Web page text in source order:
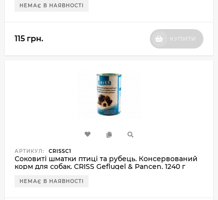
НЕМАЄ В НАЯВНОСТІ
115 грн. КУПИТИ
АРТИКУЛ: CRISSC1
Соковиті шматки птиці та рубець. Консервований
корм для собак. CRISS Geflugel & Pancen. 1240 г
НЕМАЄ В НАЯВНОСТІ